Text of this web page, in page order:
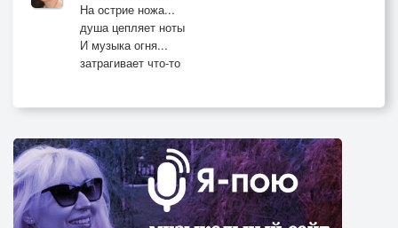
На острие ножа...
душа цепляет ноты
И музыка огня...
затрагивает что-то